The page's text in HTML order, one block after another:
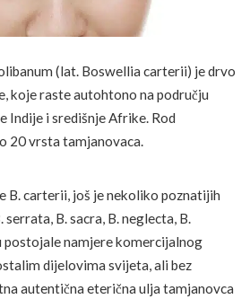
(lat. Boswellia carterii) je drvo
koje raste autohtono na području
Indije i središnje Afrike. Rod
20 vrsta tamjanovaca.
B. carterii, još je nekoliko poznatijih
B. sacra, B. neglecta, B.
postojale namjere komercijalnog
dijelovima svijeta, ali bez
autentična eterična ulja tamjanovca